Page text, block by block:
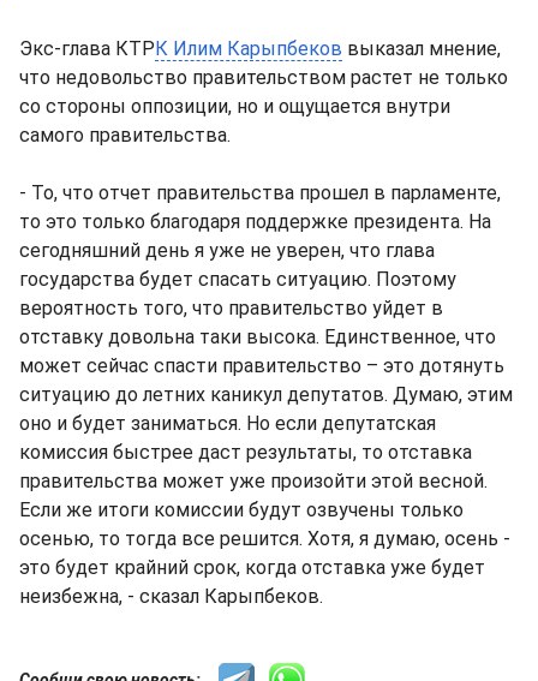
Экс-глава КТРК Илим Карыпбеков выказал мнение,
что недовольство правительством растет не только
со стороны оппозиции, но и ощущается внутри
самого правительства.
- То, что отчет правительства прошел в парламенте,
то это только благодаря поддержке президента. На
сегодняшний день я уже не уверен, что глава
государства будет спасать ситуацию. Поэтому
вероятность того, что правительство уйдет в
отставку довольна таки высока. Единственное, что
может сейчас спасти правительство – это дотянуть
ситуацию до летних каникул депутатов. Думаю, этим
оно и будет заниматься. Но если депутатская
комиссия быстрее даст результаты, то отставка
правительства может уже произойти этой весной.
Если же итоги комиссии будут озвучены только
осенью, то тогда все решится. Хотя, я думаю, осень -
это будет крайний срок, когда отставка уже будет
неизбежна, - сказал Карыпбеков.